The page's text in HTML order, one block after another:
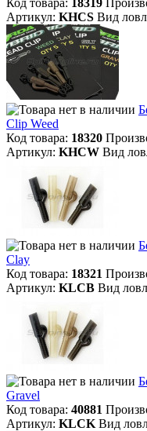
Код товара: 18319
Артикул: KHCS Вид
Clip Weed
Код товара: 18320
Артикул: KHCW Вид
Clay
Код товара: 18321
Артикул: KLCB Вид
Gravel
Код товара: 40881
Артикул: KLCK Вид